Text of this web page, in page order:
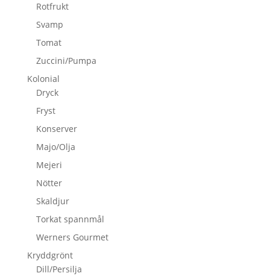
Rotfrukt
Svamp
Tomat
Zuccini/Pumpa
Kolonial
Dryck
Fryst
Konserver
Majo/Olja
Mejeri
Nötter
Skaldjur
Torkat spannmål
Werners Gourmet
Kryddgrönt
Dill/Persilja